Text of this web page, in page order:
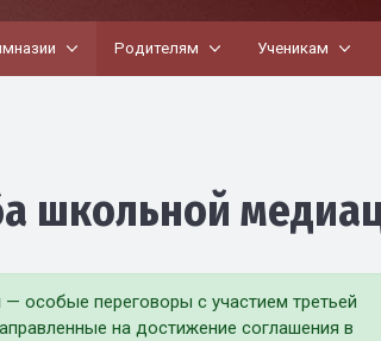
Родителям Ученикам
школьной
— особые переговоры с участием третьей
на достижение соглашения в